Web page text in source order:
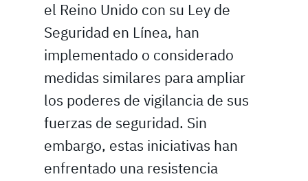
el Reino Unido con su Ley de
Seguridad en Línea, han
implementado o considerado
medidas similares para ampliar
los poderes de vigilancia de sus
fuerzas de seguridad. Sin
embargo, estas iniciativas han
enfrentado una resistencia